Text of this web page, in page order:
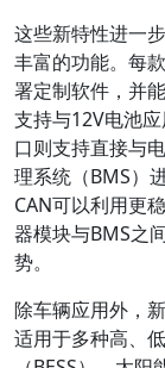
这些新特性进一
丰富的功能。每
署定制软件，并
支持与12V电池
口则支持直接与
理系统（BMS）
CAN可以利用更
器模块与BMS之
势。
除车辆应用外，
适用于多种高、